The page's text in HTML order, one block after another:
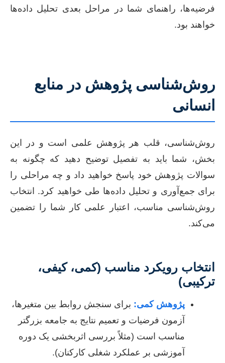
فرضیه‌ها، راهنمای شما در مراحل بعدی تحلیل داده‌ها
خواهند بود.
روش‌شناسی پژوهش در منابع
انسانی
روش‌شناسی، قلب هر پژوهش علمی است و در این
بخش، شما باید به تفصیل توضیح دهید که چگونه به
سوالات پژوهش خود پاسخ خواهید داد و چه مراحلی را
برای جمع‌آوری و تحلیل داده‌ها طی خواهید کرد. انتخاب
روش‌شناسی مناسب، اعتبار علمی کار شما را تضمین
می‌کند.
انتخاب رویکرد مناسب (کمی، کیفی،
ترکیبی)
پژوهش کمی: برای سنجش روابط بین متغیرها،
آزمون فرضیات و تعمیم نتایج به جامعه بزرگتر
مناسب است (مثلاً بررسی اثربخشی یک دوره
آموزشی بر عملکرد شغلی کارکنان).